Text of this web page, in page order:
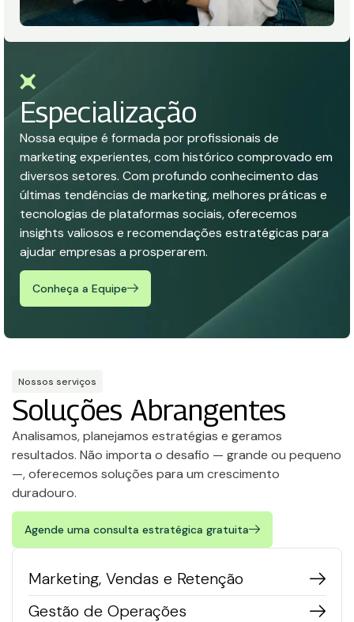
Especialização
Nossa equipe é formada por profissionais de
marketing experientes, com histórico comprovado em
diversos setores. Com profundo conhecimento das
últimas tendências de marketing, melhores práticas e
tecnologias de plataformas sociais, oferecemos
insights valiosos e recomendações estratégicas para
ajudar empresas a prosperarem.
Conheça a Equipe
Nossos serviços
Soluções Abrangentes
Analisamos, planejamos estratégias e geramos
resultados. Não importa o desafio — grande ou pequeno
—, oferecemos soluções para um crescimento
duradouro.
Agende uma consulta estratégica gratuita
Marketing, Vendas e Retenção
Gestão de Operações